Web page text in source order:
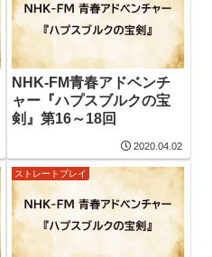
NHK-FM青春アドベンチ
ャー『ハプスブルクの宝
剣』第16～18回
2020.04.02
ストレートプレイ